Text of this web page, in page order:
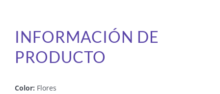
INFORMACIÓN DE
PRODUCTO
Color: Flores